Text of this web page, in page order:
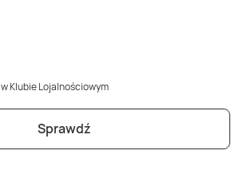
w Klubie Lojalnościowym
Sprawdź